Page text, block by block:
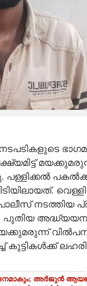
നടത്തിയ
പുതിയ
കുട്ടികൾക്ക്
അർജുൻ